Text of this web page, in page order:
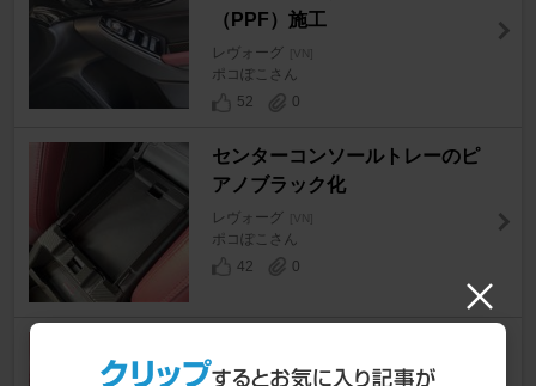
（PPF）施工
レヴォーグ [VN]
ポコぽこさん
52
0
センターコンソールトレーのピ
アノブラック化
レヴォーグ [VN]
ポコぽこさん
42
0
ホルダー、カーボンラッピング